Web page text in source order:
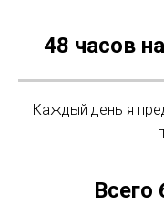
48 часов
Каждый день я
Всего